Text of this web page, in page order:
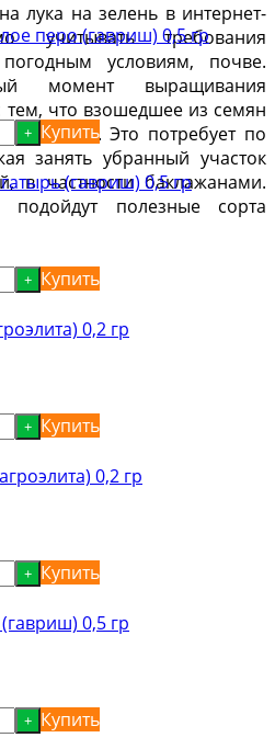
лука на зелень в интернет-
учитывать требования
условиям, почве.
момент выращивания
тем, что взошедшее из семян
луковицы. Это потребует по
занять убранный участок
в частности баклажанами.
полезные сорта
перо (гавриш) 0,5 гр
+ Купить
(гавриш) 0,5 гр
+ Купить
0,2 гр
+ Купить
0,2 гр
+ Купить
0,5 гр
+ Купить